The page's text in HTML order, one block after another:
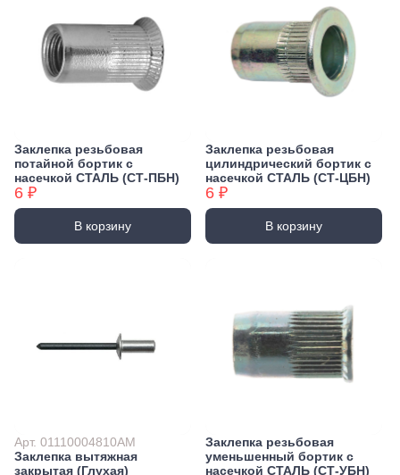
Заклепка резьбовая
потайной бортик с
насечкой СТАЛЬ (CТ-ПБН)
6 ₽
В корзину
Заклепка резьбовая
цилиндрический бортик с
насечкой СТАЛЬ (СТ-ЦБН)
6 ₽
В корзину
Арт. 01110004810АМ
Заклепка вытяжная
закрытая (Глухая)
Заклепка резьбовая
уменьшенный бортик с
насечкой СТАЛЬ (CТ-УБН)